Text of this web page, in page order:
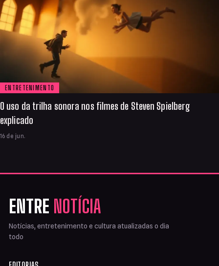
ENTRETENIMENTO
O uso da trilha sonora nos filmes de Steven Spielberg
explicado
16 de jun.
ENTRE NOTÍCIA
Notícias, entretenimento e cultura atualizadas o dia
todo